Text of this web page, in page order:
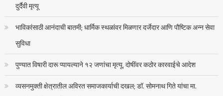
दुर्दैवी मृत्यू
भाविकांसाठी आनंदाची बातमी; धार्मिक स्थळांवर मिळणार दर्जेदार आणि पौष्टिक अन्न सेवा
सुविधा
पुण्यात विषारी दारू प्यायल्याने १२ जणांचा मृत्यू, दोषींवर कठोर कारवाईचे आदेश
व्यसनमुक्ती क्षेत्रातील अविरत समाजकार्याची दखल; डॉ. सोमनाथ गिते यांचा मा.